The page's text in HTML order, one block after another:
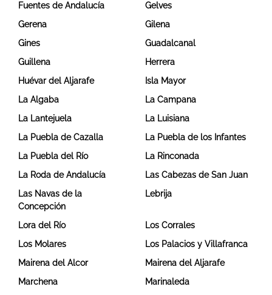
Fuentes de Andalucía
Gelves
Gerena
Gilena
Gines
Guadalcanal
Guillena
Herrera
Huévar del Aljarafe
Isla Mayor
La Algaba
La Campana
La Lantejuela
La Luisiana
La Puebla de Cazalla
La Puebla de los Infantes
La Puebla del Río
La Rinconada
La Roda de Andalucía
Las Cabezas de San Juan
Las Navas de la
Concepción
Lebrija
Lora del Río
Los Corrales
Los Molares
Los Palacios y Villafranca
Mairena del Alcor
Mairena del Aljarafe
Marchena
Marinaleda